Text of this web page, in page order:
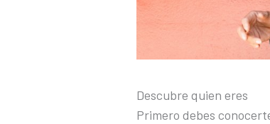
Descubre quien eres
Primero debes